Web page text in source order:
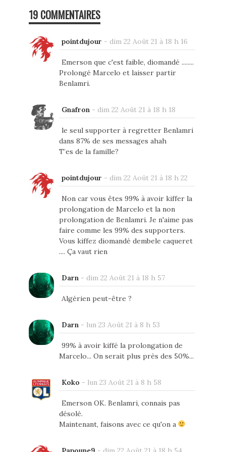
19 COMMENTAIRES
pointdujour - dim 22 Août 21 à 18 h 16
Emerson que c'est faible, diomandé ........
Prolongé Marcelo et laisser partir
Benlamri.
Gnafron - dim 22 Août 21 à 18 h 18
le seul supporter à regretter Benlamri
dans 87% de ses messages ahah
T’es de la famille?
pointdujour - dim 22 Août 21 à 18 h 22
Non car vous êtes 99% à avoir kiffer la
prolongation de Marcelo et la non
prolongation de Benlamri. Je n'aime pas
faire comme les 99% des supporters.
Vous kiffez diomandé dembele caqueret
.... Ça vaut rien
Darn - dim 22 Août 21 à 18 h 57
Algérien peut-être ?
Darn - lun 23 Août 21 à 8 h 53
99% à avoir kiffé la prolongation de
Marcelo... On serait plus près des 50%...
Koko - lun 23 Août 21 à 8 h 58
Emerson OK. Benlamri, connais pas
désolé.
Maintenant, faisons avec ce qu'on a